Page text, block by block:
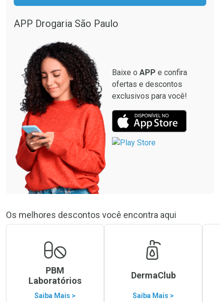
APP Drogaria São Paulo
Baixe o APP e confira
ofertas e descontos
exclusivos para você!
Os melhores descontos você encontra aqui
PBM
Laboratórios
Saiba Mais >
DermaClub
Saiba Mais >